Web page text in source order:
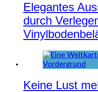
Elegantes
durch
Keine Lust